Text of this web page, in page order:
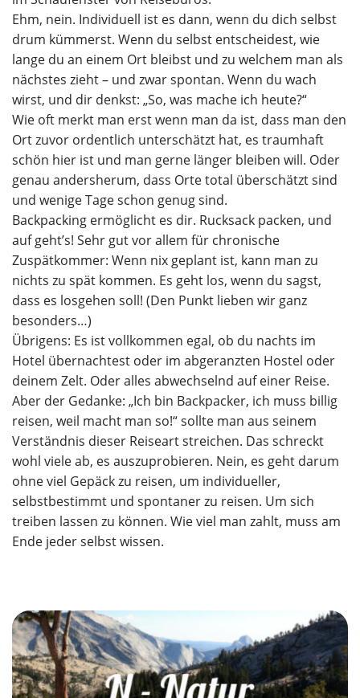
Ehm, nein. Individuell ist es dann, wenn du dich selbst
drum kümmerst. Wenn du selbst entscheidest, wie
lange du an einem Ort bleibst und zu welchem man als
nächstes zieht – und zwar spontan. Wenn du wach
wirst, und dir denkst: „So, was mache ich heute?“
Wie oft merkt man erst wenn man da ist, dass man den
Ort zuvor ordentlich unterschätzt hat, es traumhaft
schön hier ist und man gerne länger bleiben will. Oder
genau andersherum, dass Orte total überschätzt sind
und wenige Tage schon genug sind.
Backpacking ermöglicht es dir. Rucksack packen, und
auf geht’s! Sehr gut vor allem für chronische
Zuspätkommer: Wenn nix geplant ist, kann man zu
nichts zu spät kommen. Es geht los, wenn du sagst,
dass es losgehen soll! (Den Punkt lieben wir ganz
besonders…)
Übrigens: Es ist vollkommen egal, ob du nachts im
Hotel übernachtest oder im abgeranzten Hostel oder
deinem Zelt. Oder alles abwechselnd auf einer Reise.
Aber der Gedanke: „Ich bin Backpacker, ich muss billig
reisen, weil macht man so!“ sollte man aus seinem
Verständnis dieser Reiseart streichen. Das schreckt
wohl viele ab, es auszuprobieren. Nein, es geht darum
ohne viel Gepäck zu reisen, um individueller,
selbstbestimmt und spontaner zu reisen. Um sich
treiben lassen zu können. Wie viel man zahlt, muss am
Ende jeder selbst wissen.